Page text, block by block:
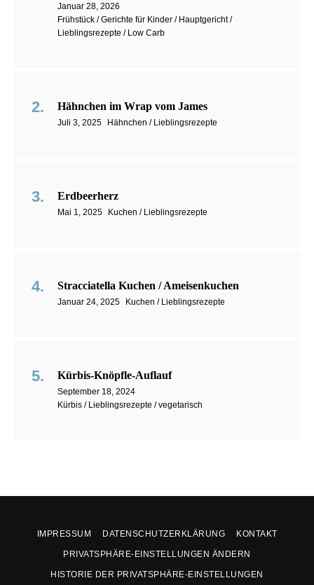
Januar 28, 2026
Frühstück / Gerichte für Kinder / Hauptgericht /
Lieblingsrezepte / Low Carb
Hähnchen im Wrap vom James
Juli 3, 2025 Hähnchen / Lieblingsrezepte
Erdbeerherz
Mai 1, 2025 Kuchen / Lieblingsrezepte
Stracciatella Kuchen / Ameisenkuchen
Januar 24, 2025 Kuchen / Lieblingsrezepte
Kürbis-Knöpfle-Auflauf
September 18, 2024
Kürbis / Lieblingsrezepte / vegetarisch
IMPRESSUM DATENSCHUTZERKLÄRUNG KONTAKT
PRIVATSPHÄRE-EINSTELLUNGEN ÄNDERN
HISTORIE DER PRIVATSPHÄRE-EINSTELLUNGEN